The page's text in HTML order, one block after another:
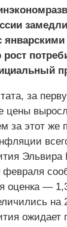
за
цены
за этот же
Эльвира
февраля
оценка —
на
ожидает